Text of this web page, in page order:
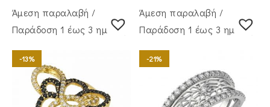
Άμεση παραλαβή /
Παράδoση 1 έως 3 ημέρες
-13%
Άμεση παραλαβή /
Παράδoση 1 έως 3 ημέρες
-21%